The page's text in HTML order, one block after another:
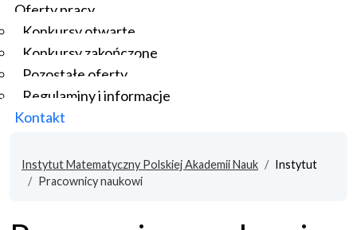
Oferty pracy
Konkursy otwarte
Konkursy zakończone
Pozostałe oferty
Regulaminy i informacje
Kontakt
Instytut Matematyczny Polskiej Akademii Nauk
Instytut
Pracownicy naukowi